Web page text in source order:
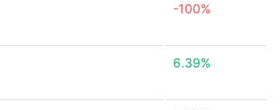
-100%
6.39%